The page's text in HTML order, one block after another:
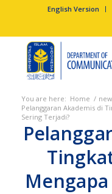
English Version
You are here: Home /
Pelanggaran Akademis di
Sering Terjadi?